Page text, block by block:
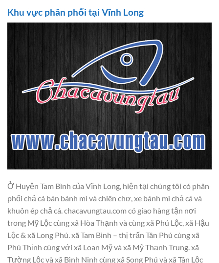
Khu vực phân phối tại Vĩnh Long
Ở Huyện Tam Bình của Vĩnh Long, hiện tại chúng tôi có phân
phối chả cá bán bánh mì và chiên chợ, xe bánh mì chả cá và
khuôn ép chả cá. chacavungtau.com có giao hàng tận nơi
trong Mỹ Lộc cùng xã Hòa Thạnh và cùng xã Phú Lộc, xã Hậu
Lộc & xã Long Phú. xã Tam Bình – thị trấn Tân Phú cùng xã
Phú Thịnh cùng với xã Loan Mỹ và xã Mỹ Thạnh Trung. xã
Tường Lộc và xã Bình Ninh cùng xã Song Phú và xã Tân Lộc